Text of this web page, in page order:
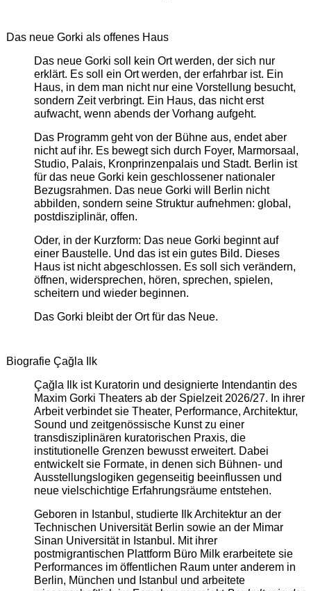
Das neue Gorki als offenes Haus
Das neue Gorki soll kein Ort werden, der sich nur
erklärt. Es soll ein Ort werden, der erfahrbar ist. Ein
Haus, in dem man nicht nur eine Vorstellung besucht,
sondern Zeit verbringt. Ein Haus, das nicht erst
aufwacht, wenn abends der Vorhang aufgeht.
Das Programm geht von der Bühne aus, endet aber
nicht auf ihr. Es bewegt sich durch Foyer, Marmorsaal,
Studio, Palais, Kronprinzenpalais und Stadt. Berlin ist
für das neue Gorki kein geschlossener nationaler
Bezugsrahmen. Das neue Gorki will Berlin nicht
abbilden, sondern seine Struktur aufnehmen: global,
postdisziplinär, offen.
Oder, in der Kurzform: Das neue Gorki beginnt auf
einer Baustelle. Und das ist ein gutes Bild. Dieses
Haus ist nicht abgeschlossen. Es soll sich verändern,
öffnen, widersprechen, hören, sprechen, spielen,
scheitern und wieder beginnen.
Das Gorki bleibt der Ort für das Neue.
Biografie Çağla Ilk
Çağla Ilk ist Kuratorin und designierte Intendantin des
Maxim Gorki Theaters ab der Spielzeit 2026/27. In ihrer
Arbeit verbindet sie Theater, Performance, Architektur,
Sound und zeitgenössische Kunst zu einer
transdisziplinären kuratorischen Praxis, die
institutionelle Grenzen bewusst erweitert. Dabei
entwickelt sie Formate, in denen sich Bühnen- und
Ausstellungslogiken gegenseitig beeinflussen und
neue vielschichtige Erfahrungsräume entstehen.
Geboren in Istanbul, studierte Ilk Architektur an der
Technischen Universität Berlin sowie an der Mimar
Sinan Universität in Istanbul. Mit ihrer
postmigrantischen Plattform Büro Milk erarbeitete sie
Performances im öffentlichen Raum unter anderem in
Berlin, München und Istanbul und arbeitete